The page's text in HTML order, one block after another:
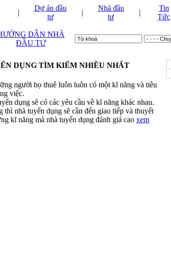
|
Dự án đầu
tư
|
Nhà đầu
tư
|
Tin
Tức
DẪN NHÀ
ĐẦU TƯ
DỤNG TÌM KIẾM NHIỀU NHẤT
người họ thuê luôn luôn có một kĩ năng và tiêu
việc.
dụng sẽ có các yêu cầu về kĩ năng khác nhau.
thì nhà tuyển dụng sẽ cần đến giao tiếp và thuyết
kĩ năng mà nhà tuyển dụng đánh giá cao xem